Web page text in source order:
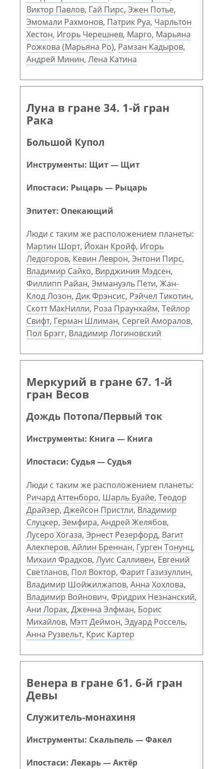
Виктор Павлов, Гай Пирс, Эжен Потье,
Эмомали Рахмонов, Патрик Руа, Чарльтон
Хестон, Игорь Черешнев, Марго, Марьяна
Рожкова (Марьяна Ро), Рамзан Кадыров,
Андрей Минин, Лена Катина
Луна в гране 34. 1-й гран
Рака
Большой Купол
Инструменты: Щит — Щит
Ипостаси: Рыцарь — Рыцарь
Эпитет: Опекающий
Люди с таким же расположением планеты:
Мартин Шорт, Йохан Кройф, Игорь
Ледогоров, Кевин Леврон, Энтони Пирс,
Владимир Сайко, Вирджиния Мэдсен,
Филлипп Райан, Эммануэль Пети, Жан-
Клод Лозон, Дик Фрэнсис, Рэйчел Тикотин,
Скотт МакНилли, Роза Праунхайм, Тейлор
Свифт, Герман Шлиман, Сергей Аморалов,
Пол Брэгг, Владимир Логиновский
Меркурий в гране 67. 1-й
гран Весов
Дождь Потопа/Первый ток
Инструменты: Книга — Книга
Ипостаси: Судья — Судья
Люди с таким же расположением планеты:
Ричард Аттенборо, Шарль Буайе, Теодор
Драйзер, Джейсон Пристли, Владимир
Слуцкер, Земфира, Андрей Желябов,
Лусеро Хогаза, Эрнест Резерфорд, Вагит
Алекперов, Айлин Бреннан, Гурген Тонунц,
Михаил Фрадков, Луис Салливен, Евгений
Светланов, Пол Воктор, Фарит Газизуллин,
Владимир Шойжилжапов, Анна Хохлова,
Владимир Войнович, Фридрих Незнанский,
Ани Лорак, Дженна Элфман, Борис
Михайлов, Мэтт Деймон, Эдуард Россель,
Анна Рузвельт, Крис Картер
Венера в гране 61. 6-й гран
Девы
Служитель-монахиня
Инструменты: Скальпель — Факел
Ипостаси: Лекарь — Актёр